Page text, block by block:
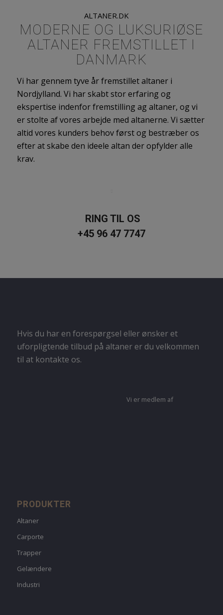
ALTANER.DK
MODERNE OG LUKSURIØSE
ALTANER FREMSTILLET I
DANMARK
Vi har gennem tyve år fremstillet altaner i
Nordjylland. Vi har skabt stor erfaring og
ekspertise indenfor fremstilling ag altaner, og vi
er stolte af vores arbejde med altanerne. Vi sætter
altid vores kunders behov først og bestræber os
efter at skabe den ideele altan der opfylder alle
krav.
RING TIL OS
+45 96 47 7747
Hvis du har en forespørgsel eller ønsker et
uforpligtende tilbud på altaner er du velkommen
til at kontakte os.
Vi er medlem af
PRODUKTER
Altaner
Carporte
Trapper
Gelændere
Industri